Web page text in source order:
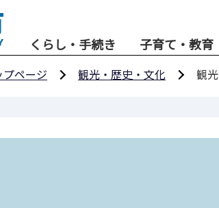
くらし・手続き 子育て・教育
プページ 観光・歴史・文化 観光